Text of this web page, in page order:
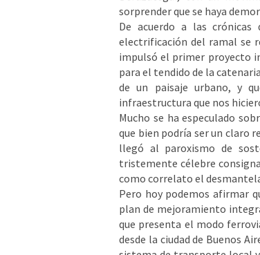
sorprender que se haya
De acuerdo a las
electrificación del ramal se
impulsó el primer proyecto
para el tendido de la
de un paisaje urbano, y
infraestructura que nos
Mucho se ha especulado
que bien podría ser un claro
llegó al paroxismo de
tristemente célebre
como correlato el
Pero hoy podemos afirmar
plan de mejoramiento
que presenta el modo
desde la ciudad de Buenos